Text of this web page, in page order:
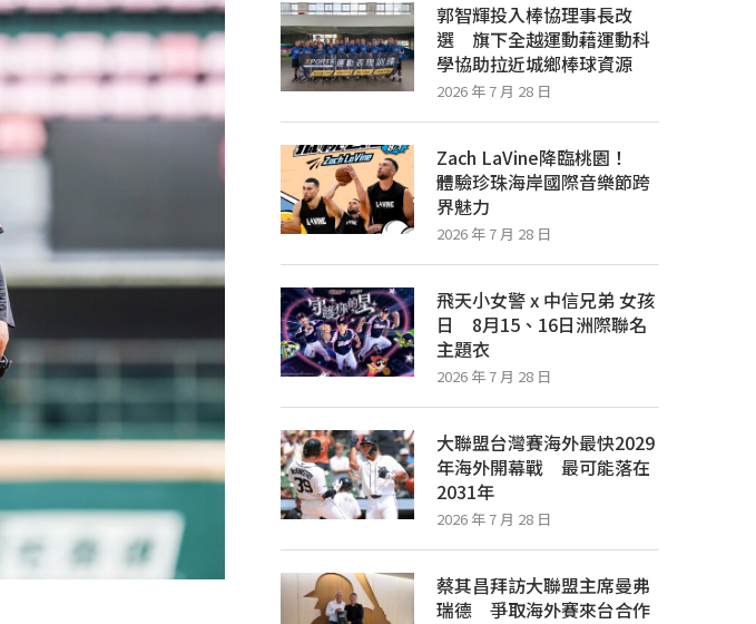
郭智輝投入棒協理事長改
選 旗下全越運動藉運動科
學協助拉近城鄉棒球資源
2026 年 7 月 28 日
Zach LaVine降臨桃園！
體驗珍珠海岸國際音樂節跨
界魅力
2026 年 7 月 28 日
飛天小女警 x 中信兄弟 女孩
日 8月15、16日洲際聯名
主題衣
2026 年 7 月 28 日
大聯盟台灣賽海外最快2029
年海外開幕戰 最可能落在
2031年
2026 年 7 月 28 日
蔡其昌拜訪大聯盟主席曼弗
瑞德 爭取海外賽來台合作